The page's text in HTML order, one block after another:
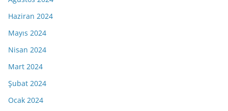
Haziran 2024
Mayıs 2024
Nisan 2024
Mart 2024
Şubat 2024
Ocak 2024